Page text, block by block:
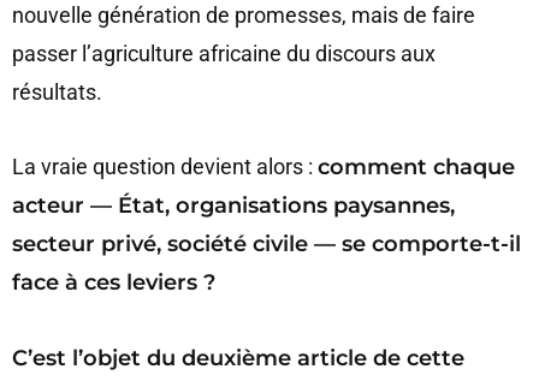
nouvelle génération de promesses, mais de faire
passer l’agriculture africaine du discours aux
résultats.
La vraie question devient alors : comment chaque
acteur — État, organisations paysannes,
secteur privé, société civile — se comporte-t-il
face à ces leviers ?
C’est l’objet du deuxième article de cette